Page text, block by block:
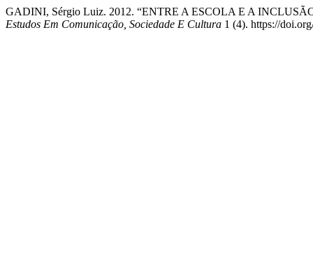
GADINI, Sérgio Luiz. 2012. “ENTRE A ESCOLA E A
Estudos Em Comunicação, Sociedade E Cultura 1 (4). https://